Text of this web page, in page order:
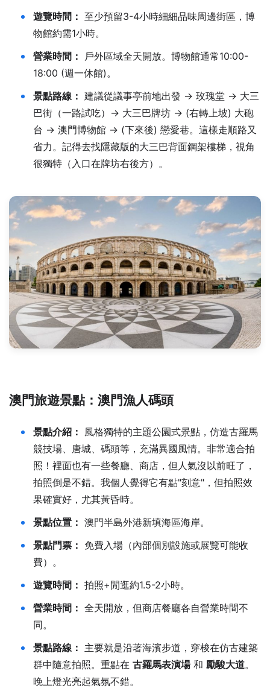
遊覽時間： 至少預留3-4小時細細品味周邊街區，博
物館約需1小時。
營業時間：
戶外區域全天開放。博物館通常10:00-
18:00 (週一休館)。
景點路線： 建議從議事亭前地出發 → 玫瑰堂 → 大三
巴街（一路試吃）→ 大三巴牌坊 → (右轉上坡) 大砲
台 → 澳門博物館 → (下來後) 戀愛巷。這樣走順路又
省力。記得去找隱藏版的大三巴背面鋼架樓梯，視角
很獨特（入口在牌坊右後方）。
澳門旅遊景點： 澳門漁人碼頭
景點介紹： 風格獨特的主題公園式景點，仿造古羅馬
競技場、唐城、碼頭等，充滿異國風情。非常適合拍
照！裡面也有一些餐廳、商店，但人氣沒以前旺了，
拍照倒是不錯。我個人覺得它有點"刻意"，但拍照效
果確實好，尤其黃昏時。
景點位置： 澳門半島外港新填海區海岸。
景點門票： 免費入場（內部個別設施或展覽可能收
費）。
遊覽時間： 拍照+閒逛約1.5-2小時。
營業時間： 全天開放，但商店餐廳各自營業時間不
同。
景點路線： 主要就是沿著海濱步道，穿梭在仿古建築
群中隨意拍照。重點在 古羅馬表演場和 勵駿大道。
晚上燈光亮起氣氛不錯。